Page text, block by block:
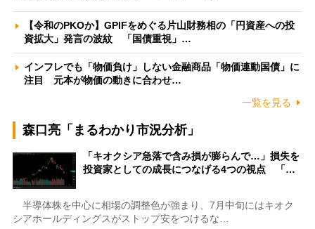
【令和のPKOか】GPIFをめぐる片山財務相の「円資産への投
資拡大」発言の波紋 「国債重視」…
インフレでも「物価負け」しない金融商品「物価連動国債」に
注目 元本が物価の動きに合わせ…
一覧を見る
森口亮「まるわかり市況分析」
「キオクシア急落で含み損が膨らんで…」損失を
投資家としての成長につなげる4つの視点 「…
半導体株を中心に相場の調整色が強まり、7月中旬にはキオク
シアホールディングスがストップ安をつけるな…